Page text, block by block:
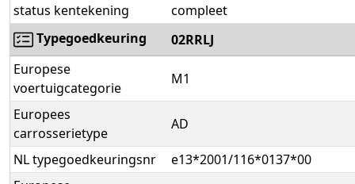
status kentekening
compleet
Typegoedkeuring
02RRLJ
Europese
voertuigcategorie
M1
Europees
carrosserietype
AD
NL typegoedkeuringsnr
e13*2001/116*0137*00